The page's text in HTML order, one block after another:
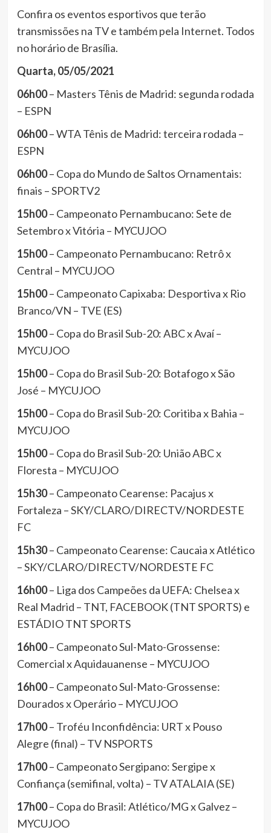
Confira os eventos esportivos que terão
transmissões na TV e também pela Internet. Todos
no horário de Brasília.
Quarta, 05/05/2021
06h00– Masters Tênis de Madrid: segunda rodada
– ESPN
06h00– WTA Tênis de Madrid: terceira rodada –
ESPN
06h00– Copa do Mundo de Saltos Ornamentais:
finais – SPORTV2
15h00– Campeonato Pernambucano: Sete de
Setembro x Vitória – MYCUJOO
15h00– Campeonato Pernambucano: Retrô x
Central – MYCUJOO
15h00– Campeonato Capixaba: Desportiva x Rio
Branco/VN – TVE (ES)
15h00– Copa do Brasil Sub-20: ABC x Avaí –
MYCUJOO
15h00– Copa do Brasil Sub-20: Botafogo x São
José – MYCUJOO
15h00– Copa do Brasil Sub-20: Coritiba x Bahia –
MYCUJOO
15h00– Copa do Brasil Sub-20: União ABC x
Floresta – MYCUJOO
15h30– Campeonato Cearense: Pacajus x
Fortaleza – SKY/CLARO/DIRECTV/NORDESTE
FC
15h30– Campeonato Cearense: Caucaia x Atlético
– SKY/CLARO/DIRECTV/NORDESTE FC
16h00– Liga dos Campeões da UEFA: Chelsea x
Real Madrid – TNT, FACEBOOK (TNT SPORTS) e
ESTÁDIO TNT SPORTS
16h00– Campeonato Sul-Mato-Grossense:
Comercial x Aquidauanense – MYCUJOO
16h00– Campeonato Sul-Mato-Grossense:
Dourados x Operário – MYCUJOO
17h00– Troféu Inconfidência: URT x Pouso
Alegre (final) – TV NSPORTS
17h00– Campeonato Sergipano: Sergipe x
Confiança (semifinal, volta) – TV ATALAIA (SE)
17h00– Copa do Brasil: Atlético/MG x Galvez –
MYCUJOO